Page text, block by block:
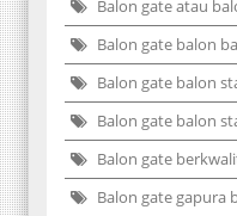
Balon gate atau
Balon gate balon
Balon gate balon
Balon gate balon
Balon gate
Balon gate gapura